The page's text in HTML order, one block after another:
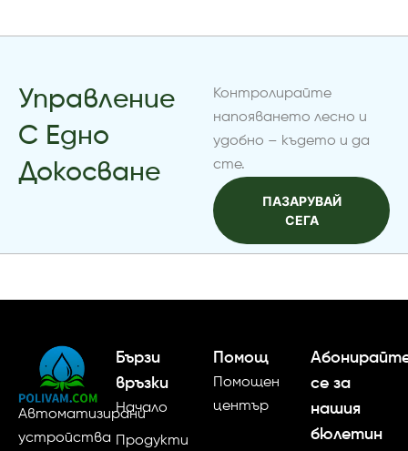
Управление
С Едно
Докосване
Контролирайте
напояването лесно и
удобно – където и да
сте.
ПАЗАРУВАЙ
СЕГА
Автоматизирани
устройства
Бързи
връзки
Начало
Продукти
Помощ
Помощен
център
се за
нашия
бюлетин